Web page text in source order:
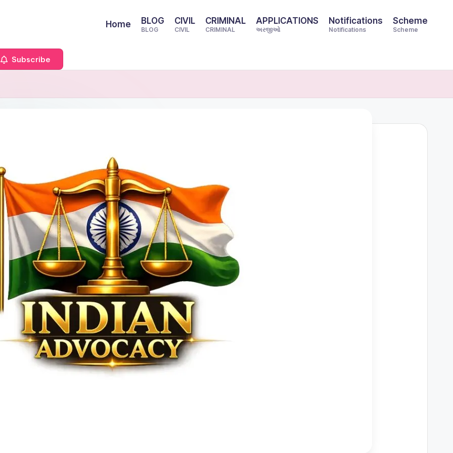
Home BLOG
BLOG
CIVIL
CIVIL
CRIMINAL
CRIMINAL
APPLICATIONS
અરજીઓ
Notifications
Notifications
Scheme
Scheme
Subscribe